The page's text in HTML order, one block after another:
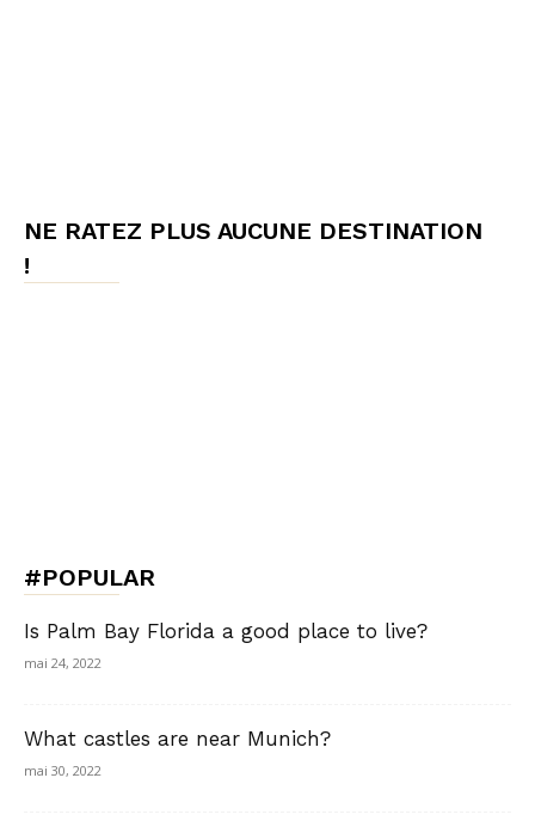
NE RATEZ PLUS AUCUNE DESTINATION
!
#POPULAR
Is Palm Bay Florida a good place to live?
mai 24, 2022
What castles are near Munich?
mai 30, 2022